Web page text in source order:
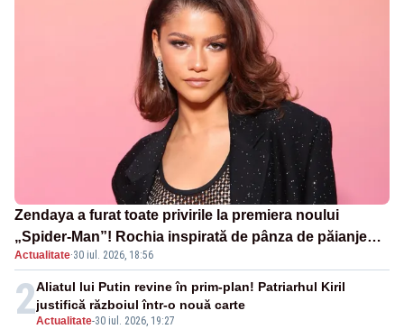
Zendaya a furat toate privirile la premiera noului
„Spider-Man”! Rochia inspirată de pânza de păianjen a
făcut senzație
Actualitate·30 iul. 2026, 18:56
2Actualitate-30 iul. 2026, 19:27
Aliatul lui Putin revine în prim-plan! Patriarhul Kiril
justifică războiul într-o nouă carte